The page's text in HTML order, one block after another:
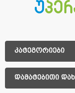
კატეგორიები
დამატებითი